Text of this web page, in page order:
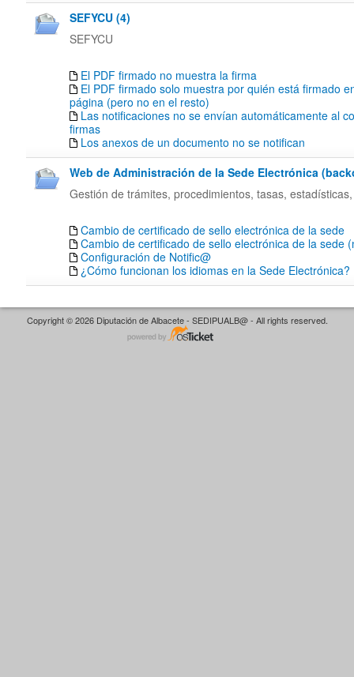
SEFYCU (4)
SEFYCU
El PDF firmado no muestra la firma
El PDF firmado solo muestra por quién está firmado
página (pero no en el resto)
Las notificaciones no se envían automáticamente al
firmas
Los anexos de un documento no se notifican
Web de Administración de la Sede Electrónica
Gestión de trámites, procedimientos, tasas,
Cambio de certificado de sello electrónica de la sede
Cambio de certificado de sello electrónica de la sede
Configuración de Notific@
¿Cómo funcionan los idiomas en la Sede Electrónica?
Copyright © 2026 Diputación de Albacete - SEDIPUALB@ - All rights reserved.